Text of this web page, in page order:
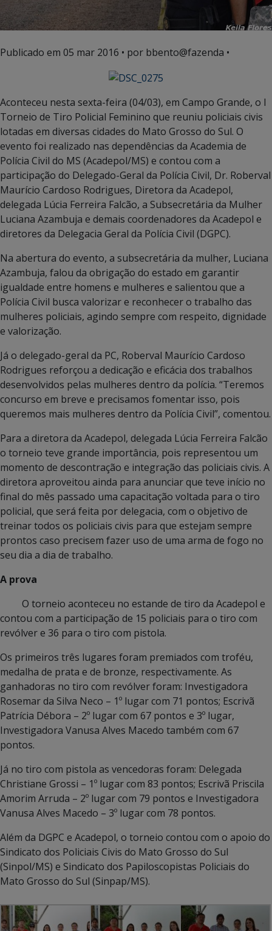
Publicado em 05 mar 2016 • por bbento@fazenda •
Aconteceu nesta sexta-feira (04/03), em Campo Grande, o I
Torneio de Tiro Policial Feminino que reuniu policiais civis
lotadas em diversas cidades do Mato Grosso do Sul. O
evento foi realizado nas dependências da Academia de
Polícia Civil do MS (Acadepol/MS) e contou com a
participação do Delegado-Geral da Polícia Civil, Dr. Roberval
Maurício Cardoso Rodrigues, Diretora da Acadepol,
delegada Lúcia Ferreira Falcão, a Subsecretária da Mulher
Luciana Azambuja e demais coordenadores da Acadepol e
diretores da Delegacia Geral da Polícia Civil (DGPC).
Na abertura do evento, a subsecretária da mulher, Luciana
Azambuja, falou da obrigação do estado em garantir
igualdade entre homens e mulheres e salientou que a
Polícia Civil busca valorizar e reconhecer o trabalho das
mulheres policiais, agindo sempre com respeito, dignidade
e valorização.
Já o delegado-geral da PC, Roberval Maurício Cardoso
Rodrigues reforçou a dedicação e eficácia dos trabalhos
desenvolvidos pelas mulheres dentro da polícia. “Teremos
concurso em breve e precisamos fomentar isso, pois
queremos mais mulheres dentro da Polícia Civil”, comentou.
Para a diretora da Acadepol, delegada Lúcia Ferreira Falcão
o torneio teve grande importância, pois representou um
momento de descontração e integração das policiais civis. A
diretora aproveitou ainda para anunciar que teve início no
final do mês passado uma capacitação voltada para o tiro
policial, que será feita por delegacia, com o objetivo de
treinar todos os policiais civis para que estejam sempre
prontos caso precisem fazer uso de uma arma de fogo no
seu dia a dia de trabalho.
A prova
O torneio aconteceu no estande de tiro da Acadepol e
contou com a participação de 15 policiais para o tiro com
revólver e 36 para o tiro com pistola.
Os primeiros três lugares foram premiados com troféu,
medalha de prata e de bronze, respectivamente. As
ganhadoras no tiro com revólver foram: Investigadora
Rosemar da Silva Neco – 1º lugar com 71 pontos; Escrivã
Patrícia Débora – 2º lugar com 67 pontos e 3º lugar,
Investigadora Vanusa Alves Macedo também com 67
pontos.
Já no tiro com pistola as vencedoras foram: Delegada
Christiane Grossi – 1º lugar com 83 pontos; Escrivã Priscila
Amorim Arruda – 2º lugar com 79 pontos e Investigadora
Vanusa Alves Macedo – 3º lugar com 78 pontos.
Além da DGPC e Acadepol, o torneio contou com o apoio do
Sindicato dos Policiais Civis do Mato Grosso do Sul
(Sinpol/MS) e Sindicato dos Papiloscopistas Policiais do
Mato Grosso do Sul (Sinpap/MS).